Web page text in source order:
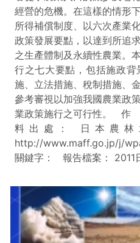
經營的危機。在這樣的情形
所得補償制度、以六次產業
政策發展要點，以達到所追
之生產體制及永續性農業。
行之七大要點，包括施政
施、立法措施、稅制措施、
參考審視以加強我國農業政
業政策施行之可行性。 作 者： 陳郁文 副研究員 資
料出處： 日本農林水產省 相關連結：
http://www.maff.go.jp/j/
關鍵字